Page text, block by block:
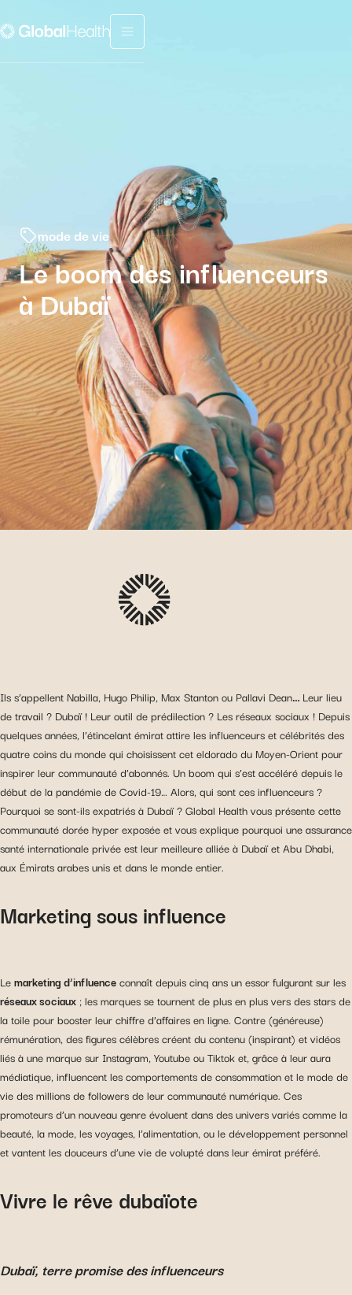
Menu fermé
mode de vie
Le boom des influenceurs
à Dubaï
Ils s’appellent Nabilla, Hugo Philip, Max Stanton ou Pallavi Dean… Leur lieu
de travail ? Dubaï ! Leur outil de prédilection ? Les réseaux sociaux ! Depuis
quelques années, l’étincelant émirat attire les influenceurs et célébrités des
quatre coins du monde qui choisissent cet eldorado du Moyen-Orient pour
inspirer leur communauté d’abonnés. Un boom qui s’est accéléré depuis le
début de la pandémie de Covid-19… Alors, qui sont ces influenceurs ?
Pourquoi se sont-ils expatriés à Dubaï ? Global Health vous présente cette
communauté dorée hyper exposée et vous explique pourquoi une assurance
santé internationale privée est leur meilleure alliée à Dubaï et Abu Dhabi,
aux Émirats arabes unis et dans le monde entier.
Marketing sous influence
Lemarketing d’influenceconnaît depuis cinq ans un essor fulgurant sur les
réseaux sociaux ; les marques se tournent de plus en plus vers des stars de
la toile pour booster leur chiffre d’affaires en ligne. Contre (généreuse)
rémunération, des figures célèbres créent du contenu (inspirant) et vidéos
liés à une marque sur Instagram, Youtube ou Tiktok et, grâce à leur aura
médiatique, influencent les comportements de consommation et le mode de
vie des millions de followers de leur communauté numérique. Ces
promoteurs d’un nouveau genre évoluent dans des univers variés comme la
beauté, la mode, les voyages, l’alimentation, ou le développement personnel
et vantent les douceurs d’une vie de volupté dans leur émirat préféré.
Vivre le rêve dubaïote
Dubaï, terre promise des influenceurs